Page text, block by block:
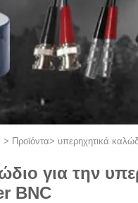
> Προϊόντα> υπερηχητικά
για την
BNC